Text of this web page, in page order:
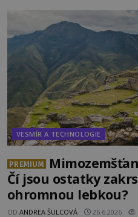
mohlo jít o návštěvu ze světa
záznam okamžitě
VESMÍR A TECHNOLOGIE
PREMIUM
Čí jsou ostatky
ohromnou lebkou?
OD ANDREA ŠULCOVÁ 26.6.2026